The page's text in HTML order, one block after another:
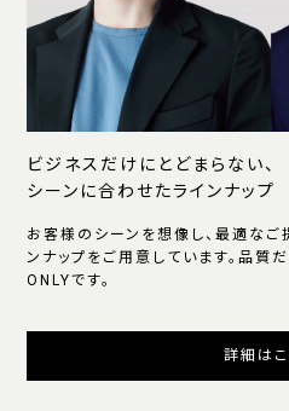
ビジネスだけにとどまらない、
シーンに合わせたラインナップ
お客様のシーンを想像し、最適なご
ンナップをご用意しています。品質
ONLYです。
詳細はこ